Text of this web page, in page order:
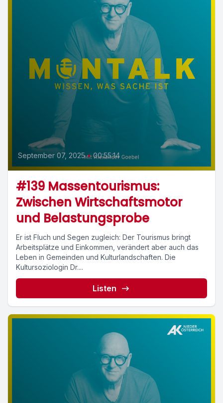
September 07, 2025 • 00:55:14
#139 Massentourismus:
Zwischen Wirtschaftsmotor
und Belastungsprobe
Er ist Fluch und Segen zugleich: Der Tourismus bringt
Arbeitsplätze und Einkommen, verändert aber auch das
Leben in Gemeinden und Kulturlandschaften. Die
Kultursoziologin Dr....
Listen